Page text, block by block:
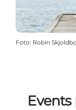
Oplevelser
I naturen
For børn
Kultur
Foto: Robin